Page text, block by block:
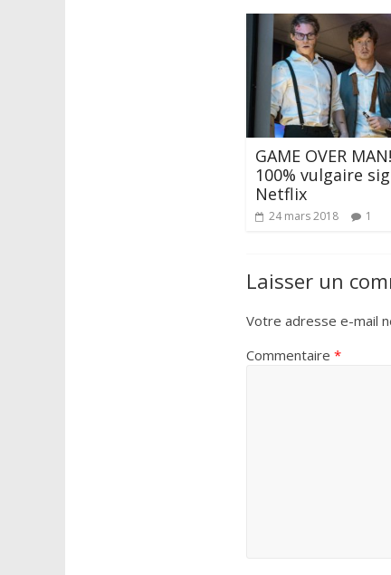
GAME OVER
100% vulgaire
Netflix
24 mars 2018 1
Laisser un
Votre adresse e-mail
Commentaire *